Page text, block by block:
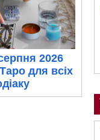
2026
для всіх